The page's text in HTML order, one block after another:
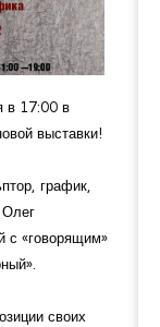
в 17:00 в
выставки!
график,
с «говорящим»
своих